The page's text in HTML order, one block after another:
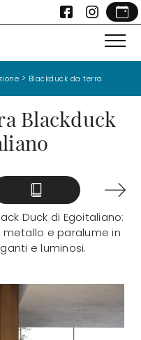
> Blackduck da terra
Blackduck
Duck di Egoitaliano:
e paralume in
e luminosi.